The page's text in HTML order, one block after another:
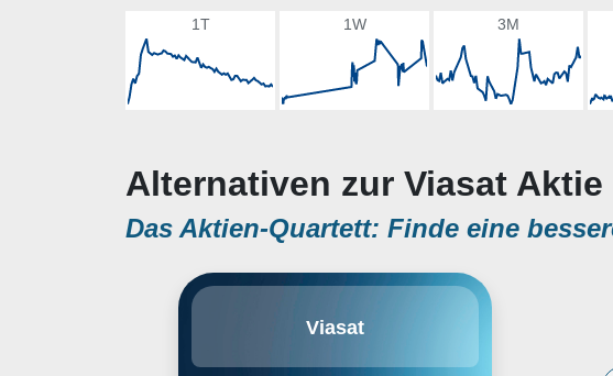
1T 1W 3M
Alternativen zur Viasat Aktie
Das Aktien-Quartett: Finde eine
Viasat
communications technologies
the following business segments: